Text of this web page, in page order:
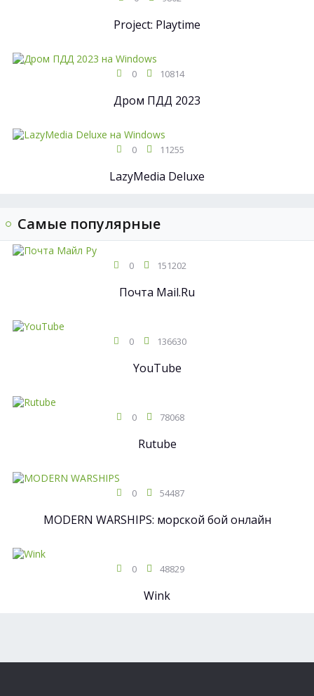
Project: Playtime
0 10814
Дром ПДД 2023
0 11255
LazyMedia Deluxe
Самые популярные
0 151202
Почта Mail.Ru
0 136630
YouTube
0 78068
Rutube
0 54487
MODERN WARSHIPS: морской бой онлайн
0 48829
Wink